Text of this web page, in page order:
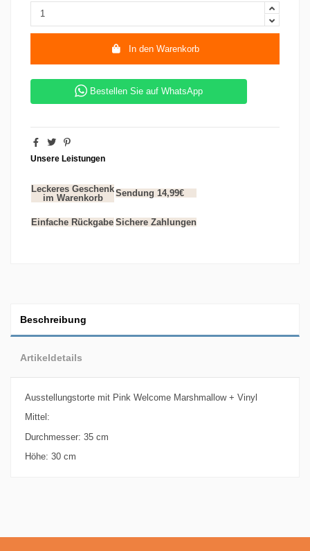
In den Warenkorb
Bestellen Sie auf WhatsApp
Unsere Leistungen
Leckeres Geschenk
im Warenkorb
Sendung 14,99€
Einfache Rückgabe Sichere Zahlungen
Beschreibung
Artikeldetails
Ausstellungstorte mit Pink Welcome Marshmallow + Vinyl
Mittel:
Durchmesser: 35 cm
Höhe: 30 cm